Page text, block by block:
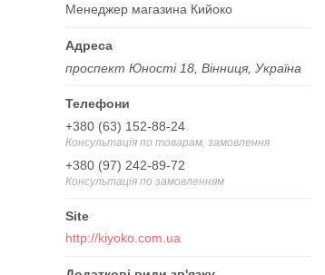
Менеджер магазина Кийоко
проспект Юності 18, Вінниця, Україна
+380 (63) 152-88-24
Консультація по товарам, замовлення
+380 (97) 242-89-72
Консультація по замовленням
http://kiyoko.com.ua